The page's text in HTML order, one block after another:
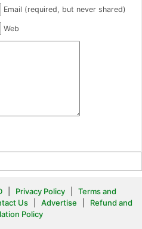
Email (required, but never shared)
Web
Privacy Policy
Terms and
Us| Advertise
Refund and
Policy